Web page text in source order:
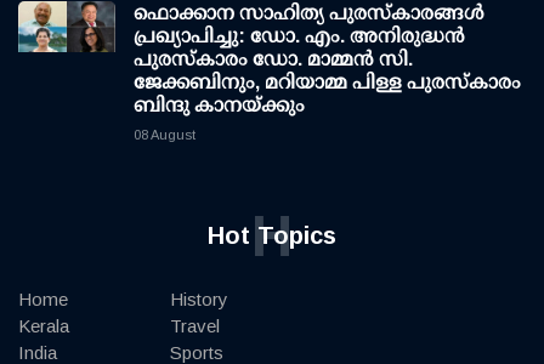
ഫൊക്കാന സാഹിത്യ പുരസ്‌കാരങ്ങള്‍
പ്രഖ്യാപിച്ചു: ഡോ. എം. അനിരുദ്ധന്‍
പുരസ്‌കാരം ഡോ. മാമ്മന്‍ സി.
ജേക്കബിനും, മറിയാമ്മ പിള്ള പുരസ്‌കാരം
ബിന്ദു കാനയ്ക്കും
08 August
Hot Topics
H
Home
Kerala
India
History
Travel
Sports